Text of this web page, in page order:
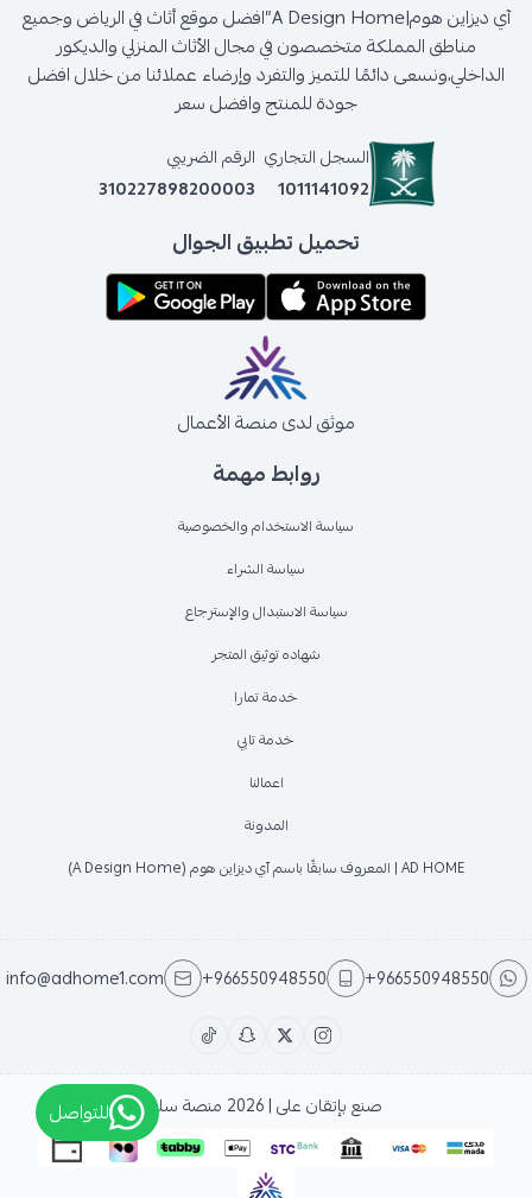
روابط مهمة
سياسة الاستخدام والخصوصية
سياسة الشراء
سياسة الاستبدال والإسترجاع
شهاده توثيق المتجر
خدمة تمارا
خدمة تابي
اعمالنا
المدونة
AD HOME | المعروف سابقًا باسم آي ديزاين هوم (A Design Home)
آي ديزاين هوم|A Design Home”افضل موقع أثاث في الرياض وجميع
مناطق المملكة متخصصون في مجال الأثاث المنزلي والديكور
الداخلي،ونسعى دائمًا للتميز والتفرد وإرضاء عملائنا من خلال افضل
جودة للمنتج وافضل سعر
السجل التجاري
1011141092
الرقم الضريبي
310227898200003
تحميل تطبيق الجوال
موثق لدى منصة الأعمال
+966550948550
+966550948550
info@adhome1.com
صنع بإتقان على | 2026 منصة سلة للتواصل